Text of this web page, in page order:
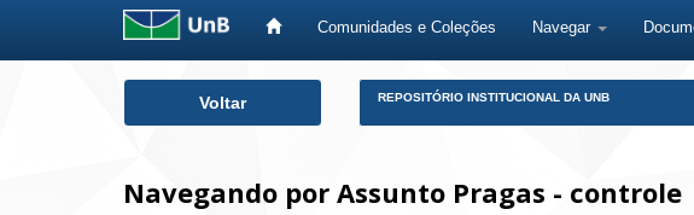
Comunidades e Coleções Navegar
Voltar REPOSITÓRIO INSTITUCIONAL DA UNB
Navegando por Assunto Pragas - controle